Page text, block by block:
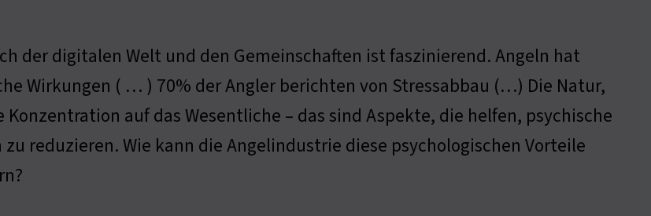
der digitalen Welt und den Gemeinschaften ist faszinierend. Angeln hat
Wirkungen ( … ) 70% der Angler berichten von Stressabbau (…) Die Natur,
Konzentration auf das Wesentliche – das sind Aspekte, die helfen, psychische
reduzieren. Wie kann die Angelindustrie diese psychologischen Vorteile